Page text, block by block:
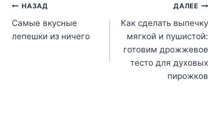
Навигация
по
НАЗАД
Самые вкусные
лепешки из ничего
ДАЛЕЕ
Как сделать выпечку
мягкой и пушистой:
готовим дрожжевое
тесто для духовых
пирожков